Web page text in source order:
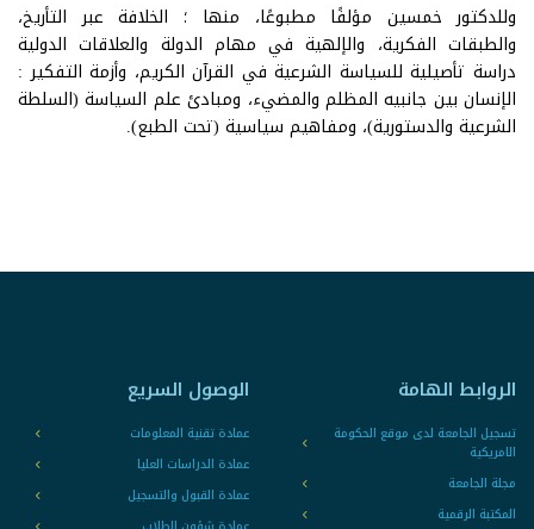
وللدكتور خمسين مؤلفًا مطبوعًا، منها ؛ الخلافة عبر التأريخ،
والطبقات الفكرية، والإلهية في مهام الدولة والعلاقات الدولية
دراسة تأصيلية للسياسة الشرعية في القرآن الكريم، وأزمة التفكير :
الإنسان بين جانبيه المظلم والمضيء، ومبادئ علم السياسة (السلطة
الشرعية والدستورية)، ومفاهيم سياسية (تحت الطبع).
الروابط الهامة
تسجيل الجامعة لدى موقع الحكومة
الامريكية
مجلة الجامعة
المكتبة الرقمية
الوصول السريع
عمادة تقنية المعلومات
عمادة الدراسات العليا
عمادة القبول والتسجيل